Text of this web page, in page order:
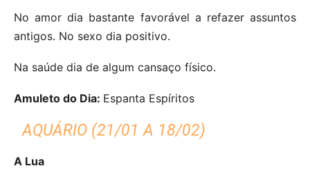
No amor dia bastante favorável a refazer assuntos
antigos. No sexo dia positivo.
Na saúde dia de algum cansaço físico.
Amuleto do Dia: Espanta Espíritos
AQUÁRIO (21/01 A 18/02)
A Lua